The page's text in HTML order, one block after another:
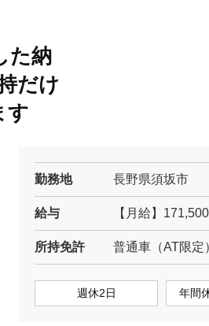
た納
だけ
す
勤務地 長野県須坂市
給与 【月給】
所持免許 普通車（AT限定
週休2日 年間